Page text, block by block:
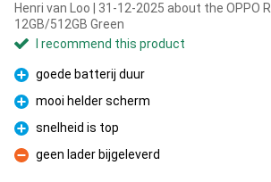
Henri van Loo | 31-12-2025 about the OPPO
12GB/512GB Green
I recommend this product
Pro
goede batterij duur
Pro
mooi helder scherm
Pro
snelheid is top
Con
geen lader bijgeleverd